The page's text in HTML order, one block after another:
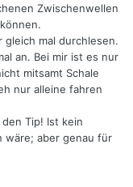
Zwischenwellen
mal durchlesen.
an. Bei mir ist es nur
mitsamt Schale
nur alleine fahren
Tip! Ist kein
wäre; aber genau für